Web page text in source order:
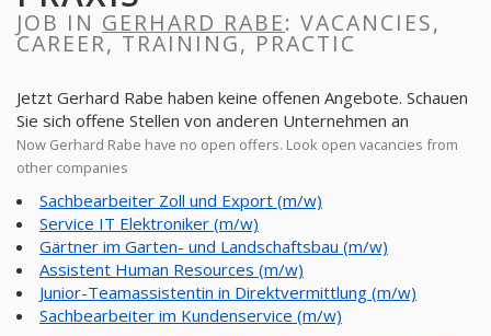
JOB IN GERHARD RABE: VACANCIES,
CAREER, TRAINING, PRACTIC
Jetzt Gerhard Rabe haben keine offenen Angebote. Schauen
Sie sich offene Stellen von anderen Unternehmen an
Now Gerhard Rabe have no open offers. Look open vacancies from
other companies
Sachbearbeiter Zoll und Export (m/w)
Service IT Elektroniker (m/w)
Gärtner im Garten- und Landschaftsbau (m/w)
Assistent Human Resources (m/w)
Junior-Teamassistentin in Direktvermittlung (m/w)
Sachbearbeiter im Kundenservice (m/w)